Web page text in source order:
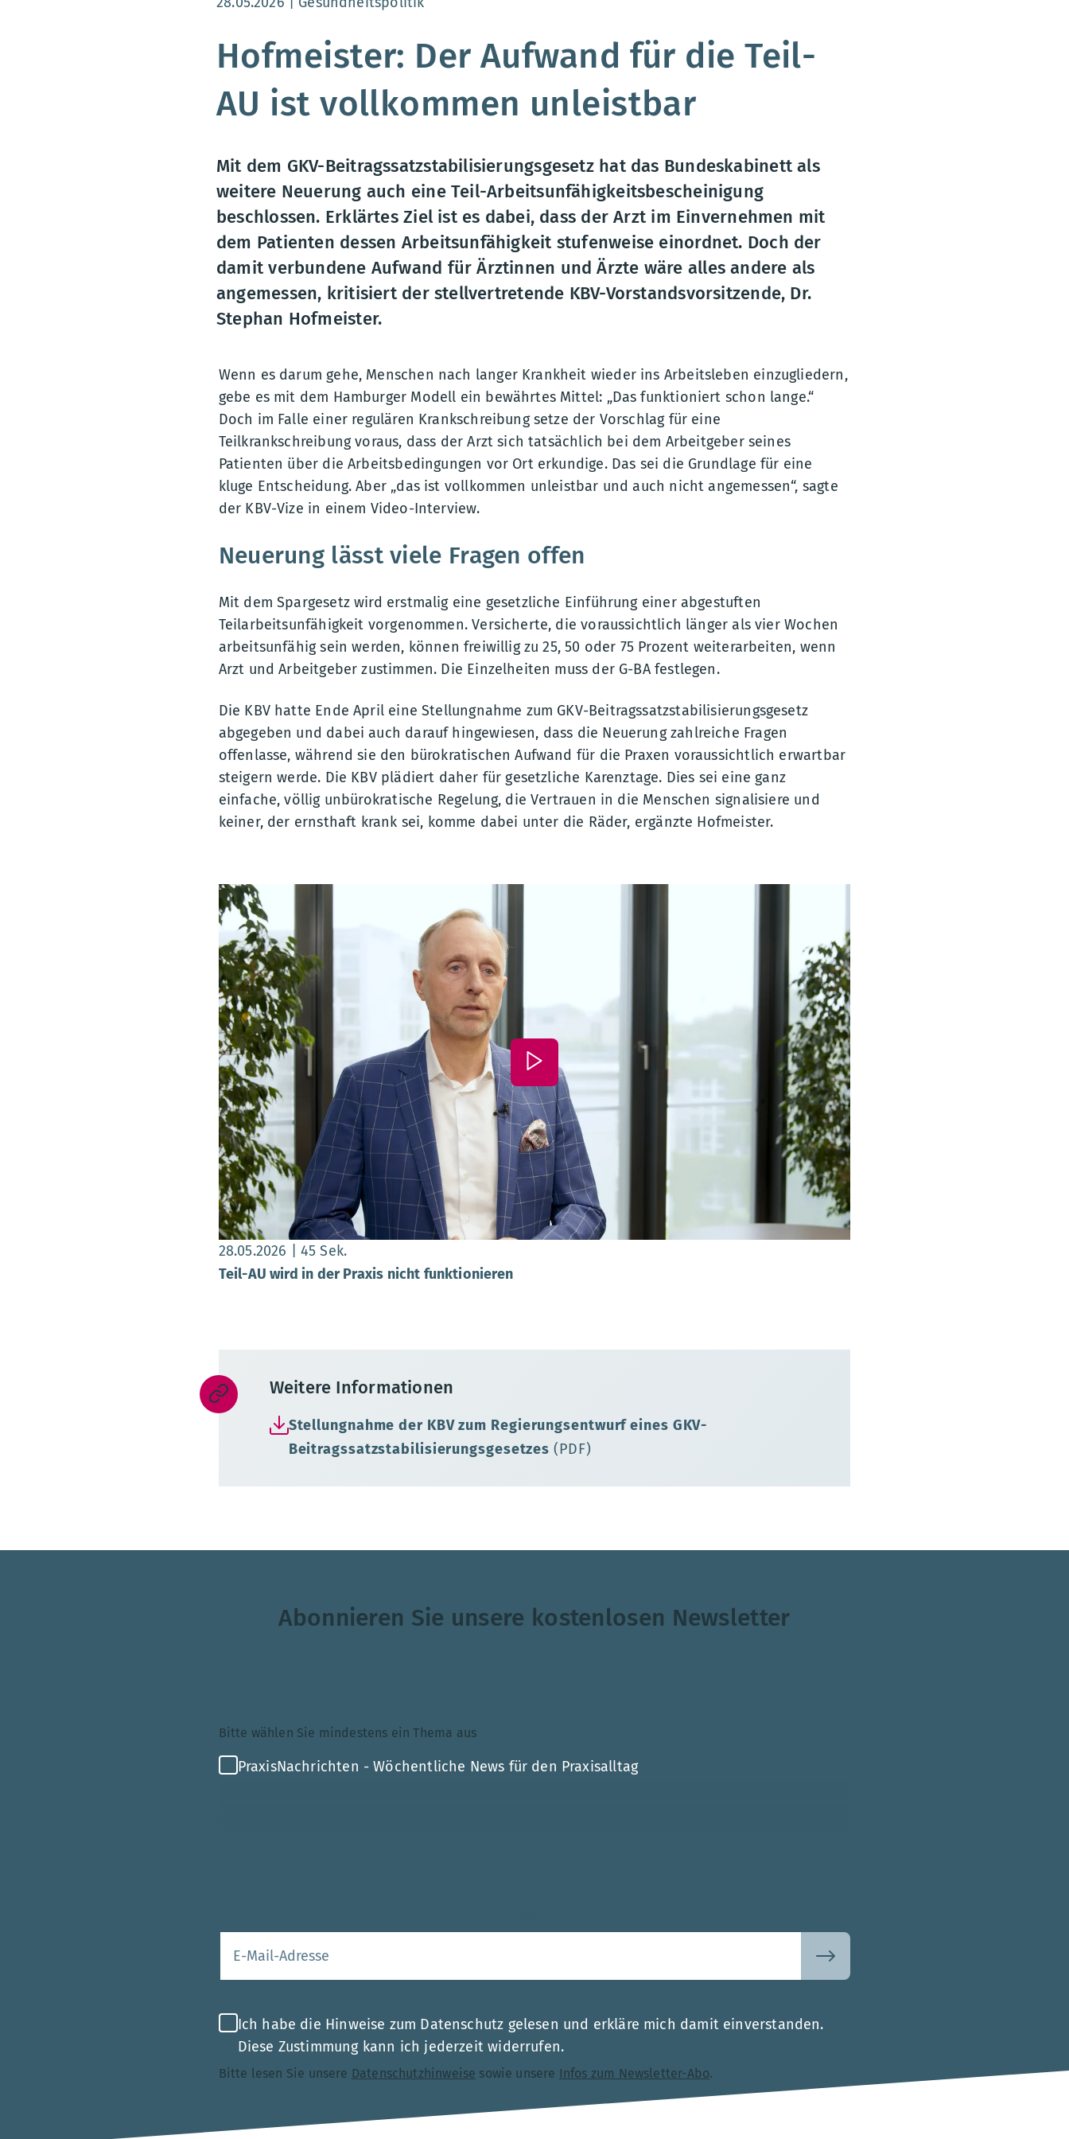
Hofmeister: Der Aufwand für die Teil-
AU ist vollkommen unleistbar
Mit dem GKV-Beitragssatzstabilisierungsgesetz hat das Bundeskabinett als
weitere Neuerung auch eine Teil-Arbeitsunfähigkeitsbescheinigung
beschlossen. Erklärtes Ziel ist es dabei, dass der Arzt im Einvernehmen mit
dem Patienten dessen Arbeitsunfähigkeit stufenweise einordnet. Doch der
damit verbundene Aufwand für Ärztinnen und Ärzte wäre alles andere als
angemessen, kritisiert der stellvertretende KBV-Vorstandsvorsitzende, Dr.
Stephan Hofmeister.
Wenn es darum gehe, Menschen nach langer Krankheit wieder ins Arbeitsleben einzugliedern,
gebe es mit dem Hamburger Modell ein bewährtes Mittel: „Das funktioniert schon lange.“
Doch im Falle einer regulären Krankschreibung setze der Vorschlag für eine
Teilkrankschreibung voraus, dass der Arzt sich tatsächlich bei dem Arbeitgeber seines
Patienten über die Arbeitsbedingungen vor Ort erkundige. Das sei die Grundlage für eine
kluge Entscheidung. Aber „das ist vollkommen unleistbar und auch nicht angemessen“, sagte
der KBV-Vize in einem Video-Interview.
Neuerung lässt viele Fragen offen
Mit dem Spargesetz wird erstmalig eine gesetzliche Einführung einer abgestuften
Teilarbeitsunfähigkeit vorgenommen. Versicherte, die voraussichtlich länger als vier Wochen
arbeitsunfähig sein werden, können freiwillig zu 25, 50 oder 75 Prozent weiterarbeiten, wenn
Arzt und Arbeitgeber zustimmen. Die Einzelheiten muss der G-BA festlegen.
Die KBV hatte Ende April eine Stellungnahme zum GKV-Beitragssatzstabilisierungsgesetz
abgegeben und dabei auch darauf hingewiesen, dass die Neuerung zahlreiche Fragen
offenlasse, während sie den bürokratischen Aufwand für die Praxen voraussichtlich erwartbar
steigern werde. Die KBV plädiert daher für gesetzliche Karenztage. Dies sei eine ganz
einfache, völlig unbürokratische Regelung, die Vertrauen in die Menschen signalisiere und
keiner, der ernsthaft krank sei, komme dabei unter die Räder, ergänzte Hofmeister.
Datum:
28.05.2026 , Dauer:
45 Sek.45 Sekunden
Teil-AU wird in der Praxis nicht funktionieren
Weitere Informationen
Stellungnahme der KBV zum Regierungsentwurf eines GKV-
Beitragssatzstabilisierungsgesetzes(PDF)
Abonnieren Sie unsere kostenlosen Newsletter
Bitte wählen Sie mindestens ein Thema aus
PraxisNachrichten - Wöchentliche News für den Praxisalltag
Ich habe die Hinweise zum Datenschutz gelesen und erkläre mich damit einverstanden.
Diese Zustimmung kann ich jederzeit widerrufen.
Bitte lesen Sie unsere Datenschutzhinweise sowie unsere Infos zum Newsletter-Abo.
Ihre E-Mail-Adresse